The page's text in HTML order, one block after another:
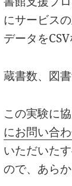
にサービス
データを
蔵書数、図
この実験に
にお問い合
いただいた
ので、あら